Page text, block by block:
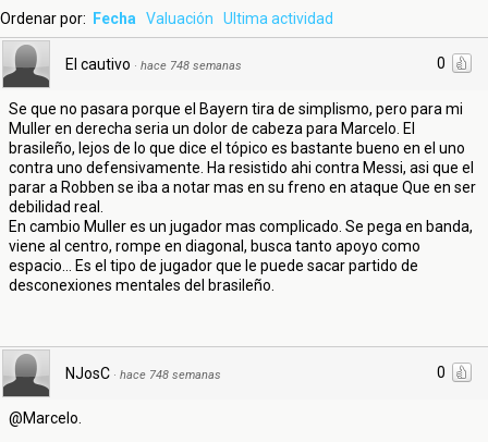
Ordenar por: Fecha Valuación Ultima actividad
0
El cautivo · hace 748 semanas
Se que no pasara porque el Bayern tira de simplismo, pero para mi
Muller en derecha seria un dolor de cabeza para Marcelo. El
brasileño, lejos de lo que dice el tópico es bastante bueno en el uno
contra uno defensivamente. Ha resistido ahi contra Messi, asi que el
parar a Robben se iba a notar mas en su freno en ataque Que en ser
debilidad real.
En cambio Muller es un jugador mas complicado. Se pega en banda,
viene al centro, rompe en diagonal, busca tanto apoyo como
espacio... Es el tipo de jugador que le puede sacar partido de
desconexiones mentales del brasileño.
0
NJosC · hace 748 semanas
@Marcelo.